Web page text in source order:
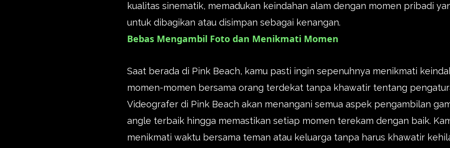
kualitas sinematik, memadukan keindahan alam dengan momen pribadi
untuk dibagikan atau disimpan sebagai kenangan.
Bebas Mengambil Foto dan Menikmati Momen
Saat berada di Pink Beach, kamu pasti ingin sepenuhnya menikmati
momen-momen bersama orang terdekat tanpa khawatir tentang
Videografer di Pink Beach akan menangani semua aspek pengambilan
angle terbaik hingga memastikan setiap momen terekam dengan baik.
menikmati waktu bersama teman atau keluarga tanpa harus khawatir